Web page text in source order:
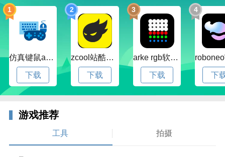
生成专业的悬浮窗控件，可在其他任意应用之上进行拍
照或录像，还可以一键启动黑屏模式，适用范围更广，
隐形取证更方便。
强大的相机拍摄应用，使用方法简单
可以伪装成其他app的图标哦
适用于各种场景，有需要的朋友快来体验吧
1
仿真键鼠app官方版下载v1.4.3.58 安卓最新版
下载
2
zcool站酷官方版下载v5.15.0 安卓最新版本
下载
3
arke rgb软件下载v20.0 安卓版
下载
4
下
游戏推荐
工具 拍摄